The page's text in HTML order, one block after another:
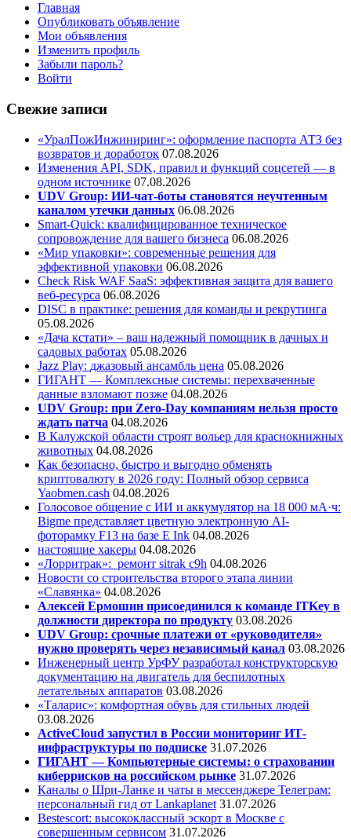
Главная
Опубликовать объявление
Мои объявления
Изменить профиль
Забыли пароль?
Войти
Свежие записи
«УралПожИнжиниринг»: оформление паспорта АТЗ без
возвратов и доработок 07.08.2026
Изменения API, SDK, правил и функций соцсетей — в
одном источнике 07.08.2026
UDV Group: ИИ-чат-боты становятся неучтенным
каналом утечки данных 06.08.2026
Smart-Quick: квалифицированное техническое
сопровождение для вашего бизнеса 06.08.2026
«Мир упаковки»: современные решения для
эффективной упаковки 06.08.2026
Check Risk WAF SaaS: эффективная защита для вашего
веб-ресурса 06.08.2026
DISC в практике: решения для команды и рекрутинга
05.08.2026
«Дача кстати» – ваш надежный помощник в дачных и
садовых работах 05.08.2026
Jazz Play: джазовый ансамбль цена 05.08.2026
ГИГАНТ — Комплексные системы: перехваченные
данные взломают позже 04.08.2026
UDV Group: при Zero-Day компаниям нельзя просто
ждать патча 04.08.2026
В Калужской области строят вольер для краснокнижных
животных 04.08.2026
Как безопасно, быстро и выгодно обменять
криптовалюту в 2026 году: Полный обзор сервиса
Yaobmen.cash 04.08.2026
Голосовое общение с ИИ и аккумулятор на 18 000 мА·ч:
Bigme представляет цветную электронную AI-
фоторамку F13 на базе E Ink 04.08.2026
настоящие хакеры 04.08.2026
«Лорритрак»: ремонт sitrak c9h 04.08.2026
Новости со строительства второго этапа линии
«Славянка» 04.08.2026
Алексей Ермошин присоединился к команде ITKey в
должности директора по продукту 03.08.2026
UDV Group: срочные платежи от «руководителя»
нужно проверять через независимый канал 03.08.2026
Инженерный центр УрФУ разработал конструкторскую
документацию на двигатель для беспилотных
летательных аппаратов 03.08.2026
«Таларис»: комфортная обувь для стильных людей
03.08.2026
ActiveCloud запустил в России мониторинг ИТ-
инфраструктуры по подписке 31.07.2026
ГИГАНТ — Компьютерные системы: о страховании
киберрисков на российском рынке 31.07.2026
Каналы о Шри-Ланке и чаты в мессенджере Телеграм:
персональный гид от Lankaplanet 31.07.2026
Bestescort: высококлассный эскорт в Москве с
совершенным сервисом 31.07.2026